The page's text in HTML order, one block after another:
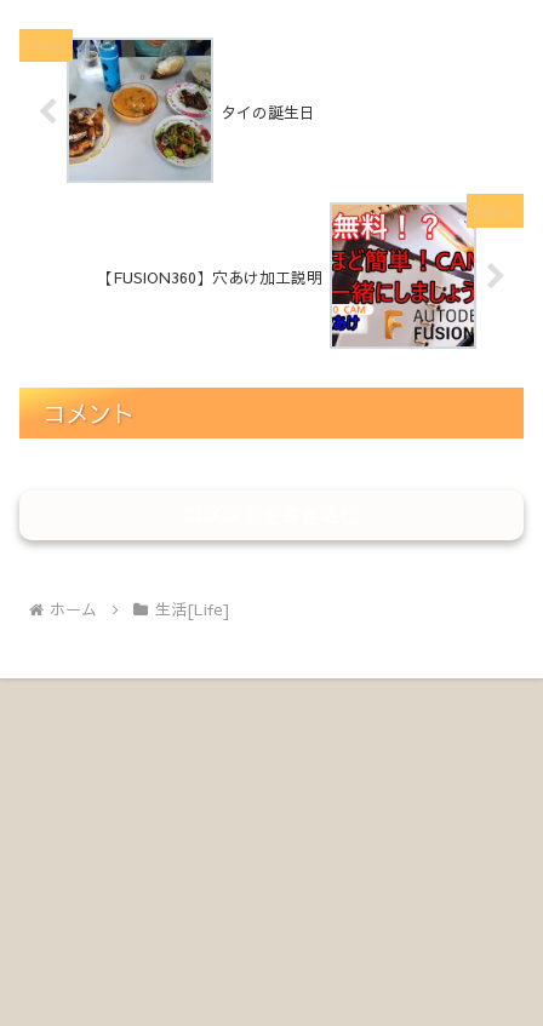
タイの誕生日
【FUSION360】穴あけ加工説明
コメント
ホーム 生活[Life]